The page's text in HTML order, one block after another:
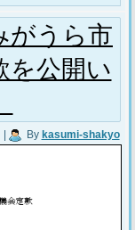
うら市
を公開い
By kasumi-shakyo